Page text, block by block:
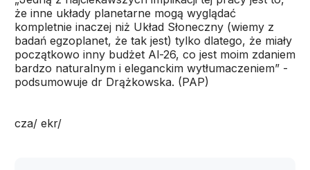
że inne układy planetarne mogą wyglądać
kompletnie inaczej niż Układ Słoneczny (wiemy z
badań egzoplanet, że tak jest) tylko dlatego, że miały
początkowo inny budżet Al-26, co jest moim zdaniem
bardzo naturalnym i eleganckim wytłumaczeniem” -
podsumowuje dr Drążkowska. (PAP)
cza/ ekr/